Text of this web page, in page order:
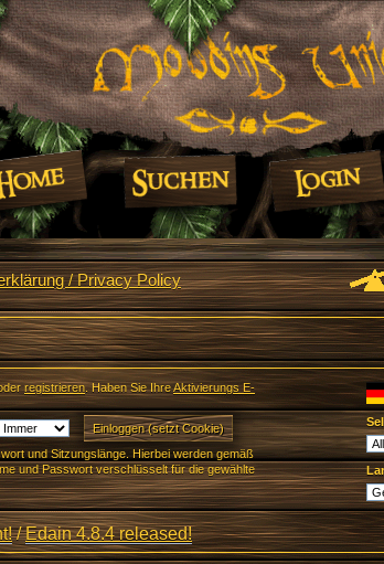
/ Privacy Policy
registrieren. Haben Sie IhreAktivierungs E-
und Sitzungslänge. Hierbei werden gemäß
und Passwort verschlüsselt für die gewählte
/Edain 4.8.4 released!